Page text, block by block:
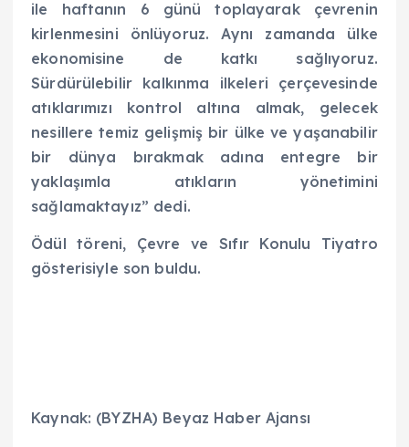
ile haftanın 6 günü toplayarak çevrenin
kirlenmesini önlüyoruz. Aynı zamanda ülke
ekonomisine de katkı sağlıyoruz.
Sürdürülebilir kalkınma ilkeleri çerçevesinde
atıklarımızı kontrol altına almak, gelecek
nesillere temiz gelişmiş bir ülke ve yaşanabilir
bir dünya bırakmak adına entegre bir
yaklaşımla atıkların yönetimini
sağlamaktayız” dedi.
Ödül töreni, Çevre ve Sıfır Konulu Tiyatro
gösterisiyle son buldu.
Kaynak: (BYZHA) Beyaz Haber Ajansı